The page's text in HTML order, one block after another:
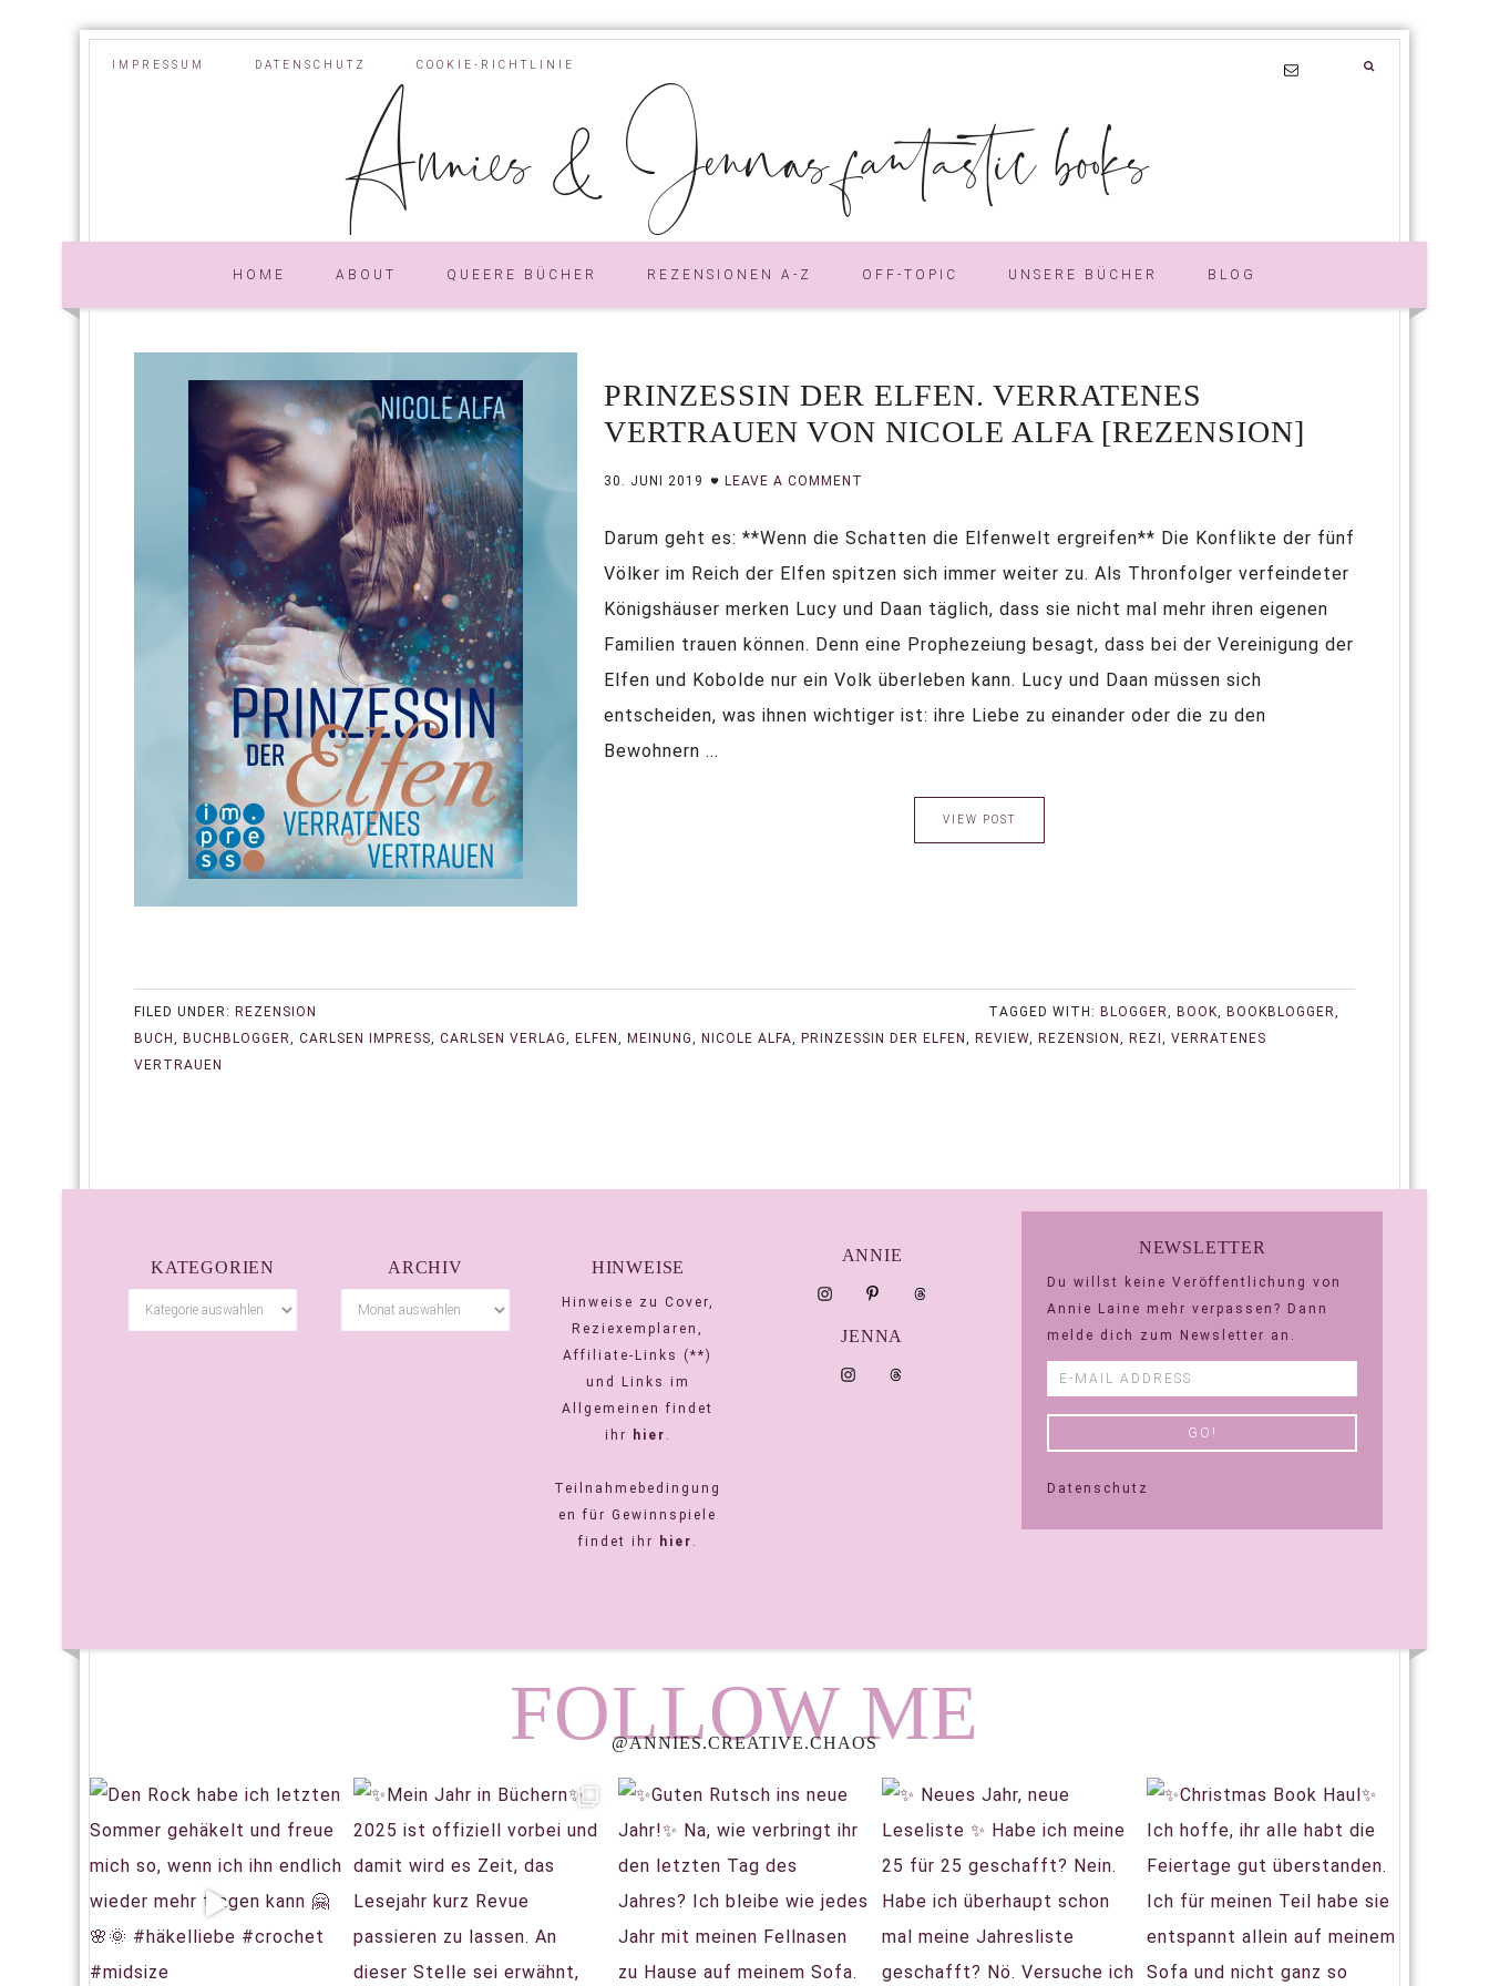
IMPRESSUM DATENSCHUTZ COOKIE-RICHTLINIE
Annies & Jennas fantastic books
HOME ABOUT QUEERE BÜCHER REZENSIONEN A-Z OFF-TOPIC UNSERE BÜCHER BLOG
PRINZESSIN DER ELFEN. VERRATENES
VERTRAUEN VON NICOLE ALFA [REZENSION]
30. JUNI 2019 LEAVE A COMMENT
Darum geht es: **Wenn die Schatten die Elfenwelt ergreifen** Die Konflikte der fünf
Völker im Reich der Elfen spitzen sich immer weiter zu. Als Thronfolger verfeindeter
Königshäuser merken Lucy und Daan täglich, dass sie nicht mal mehr ihren eigenen
Familien trauen können. Denn eine Prophezeiung besagt, dass bei der Vereinigung der
Elfen und Kobolde nur ein Volk überleben kann. Lucy und Daan müssen sich
entscheiden, was ihnen wichtiger ist: ihre Liebe zu einander oder die zu den
Bewohnern ...
VIEW POST
FILED UNDER: REZENSION TAGGED WITH:BLOGGER,BOOK,BOOKBLOGGER,
BUCH, BUCHBLOGGER, CARLSEN IMPRESS, CARLSEN VERLAG, ELFEN, MEINUNG, NICOLE ALFA, PRINZESSIN DER ELFEN, REVIEW, REZENSION, REZI, VERRATENES
VERTRAUEN
KATEGORIEN ARCHIV HINWEISE
Hinweise zu Cover,
Reziexemplaren,
Affiliate-Links (**)
und Links im
Allgemeinen findet
ihr
hier .
Teilnahmebedingung
en für Gewinnspiele
findet ihr
hier .
ANNIE
JENNA
NEWSLETTER
Du willst keine Veröffentlichung von
Annie Laine mehr verpassen? Dann
melde dich zum Newsletter an.
Datenschutz
FOLLOW ME
@ANNIES.CREATIVE.CHAOS